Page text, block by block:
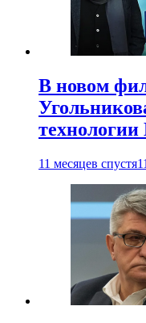
В новом
11 месяцев спустя